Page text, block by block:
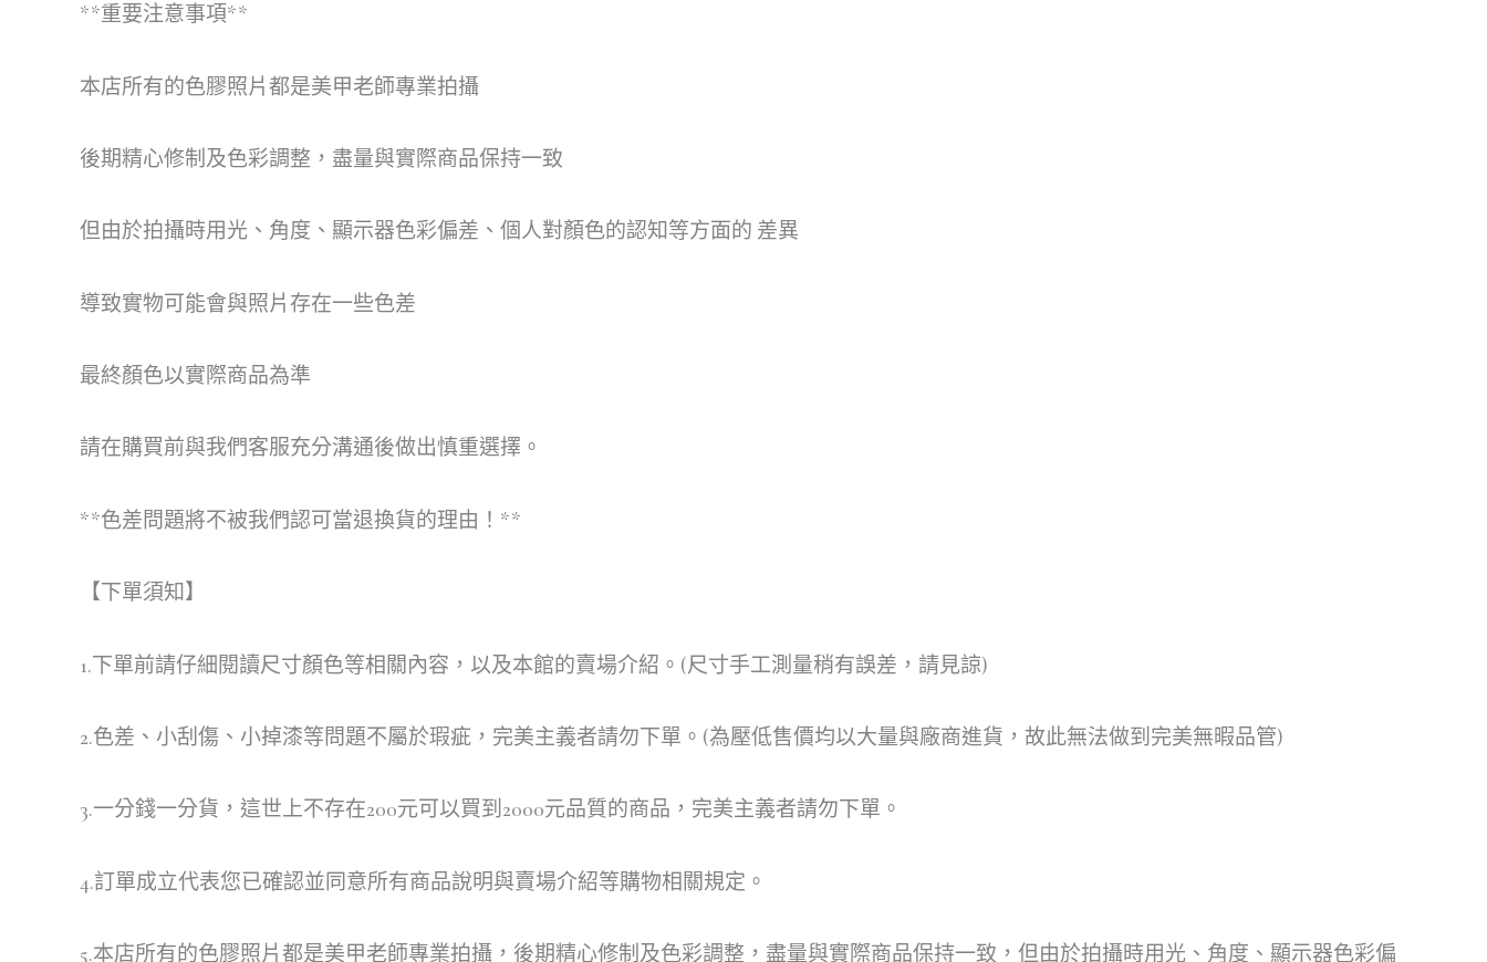
**重要注意事項**
本店所有的色膠照片都是美甲老師專業拍攝
後期精心修制及色彩調整，盡量與實際商品保持一致
但由於拍攝時用光、角度、顯示器色彩偏差、個人對顏色的認知等方面的 差異
導致實物可能會與照片存在一些色差
最終顏色以實際商品為準
請在購買前與我們客服充分溝通後做出慎重選擇。
**色差問題將不被我們認可當退換貨的理由！**
【下單須知】
1.下單前請仔細閱讀尺寸顏色等相關內容，以及本館的賣場介紹。(尺寸手工測量稍有誤差，請見諒)
2.色差、小刮傷、小掉漆等問題不屬於瑕疵，完美主義者請勿下單。(為壓低售價均以大量與廠商進貨，故此無法做到完美無暇品管)
3.一分錢一分貨，這世上不存在200元可以買到2000元品質的商品，完美主義者請勿下單。
4.訂單成立代表您已確認並同意所有商品說明與賣場介紹等購物相關規定。
5.本店所有的色膠照片都是美甲老師專業拍攝，後期精心修制及色彩調整，盡量與實際商品保持一致，但由於拍攝時用光、角度、顯示器色彩偏